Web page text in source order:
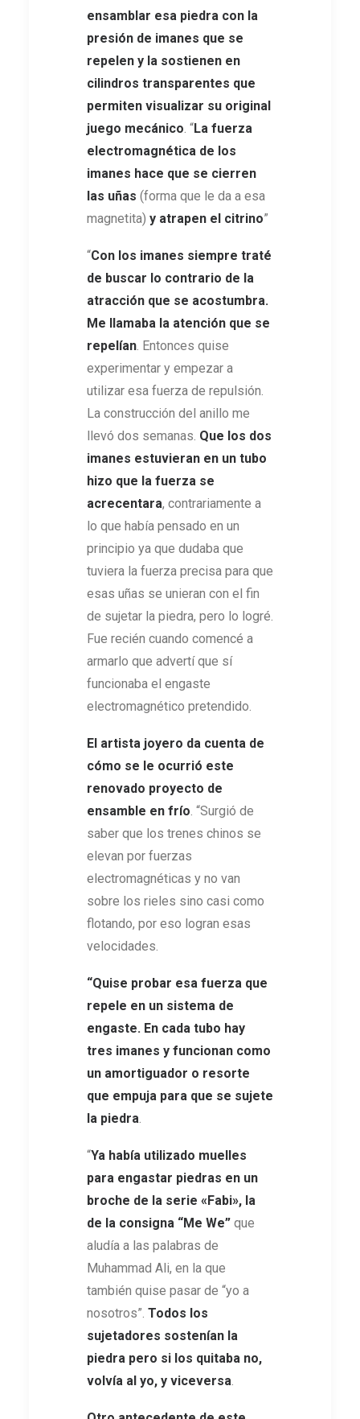
ensamblar esa piedra con la
presión de imanes que se
repelen y la sostienen en
cilindros transparentes que
permiten visualizar su original
juego mecánico. “La fuerza
electromagnética de los
imanes hace que se cierren
las uñas (forma que le da a esa
magnetita) y atrapen el citrino”
“Con los imanes siempre traté
de buscar lo contrario de la
atracción que se acostumbra.
Me llamaba la atención que se
repelían. Entonces quise
experimentar y empezar a
utilizar esa fuerza de repulsión.
La construcción del anillo me
llevó dos semanas. Que los dos
imanes estuvieran en un tubo
hizo que la fuerza se
acrecentara, contrariamente a
lo que había pensado en un
principio ya que dudaba que
tuviera la fuerza precisa para que
esas uñas se unieran con el fin
de sujetar la piedra, pero lo logré.
Fue recién cuando comencé a
armarlo que advertí que sí
funcionaba el engaste
electromagnético pretendido.
El artista joyero da cuenta de
cómo se le ocurrió este
renovado proyecto de
ensamble en frío. “Surgió de
saber que los trenes chinos se
elevan por fuerzas
electromagnéticas y no van
sobre los rieles sino casi como
flotando, por eso logran esas
velocidades.
“Quise probar esa fuerza que
repele en un sistema de
engaste. En cada tubo hay
tres imanes y funcionan como
un amortiguador o resorte
que empuja para que se sujete
la piedra.
“Ya había utilizado muelles
para engastar piedras en un
broche de la serie «Fabi», la
de la consigna “Me We” que
aludía a las palabras de
Muhammad Ali, en la que
también quise pasar de “yo a
nosotros”. Todos los
sujetadores sostenían la
piedra pero si los quitaba no,
volvía al yo, y viceversa.